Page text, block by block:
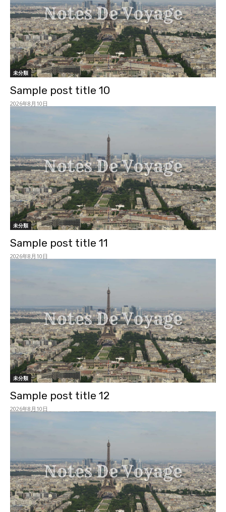
未分類
Sample post title 10
2026年8月10日
未分類
Sample post title 11
2026年8月10日
未分類
Sample post title 12
2026年8月10日